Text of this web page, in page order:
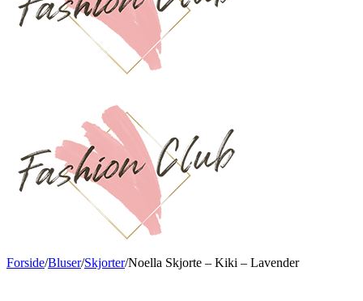
Forside/Bluser/Skjorter/Noella Skjorte – Kiki – Lavender